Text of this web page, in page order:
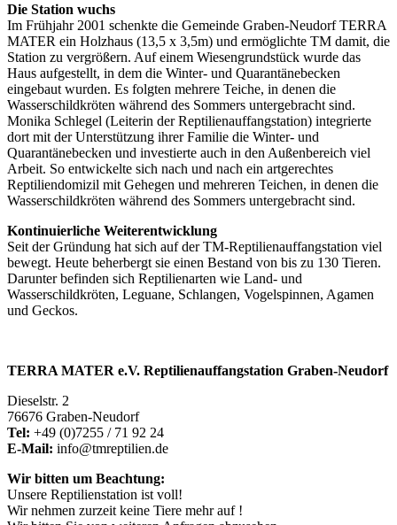
Die Station wuchs
Im Frühjahr 2001 schenkte die Gemeinde Graben-Neudorf TERRA
MATER ein Holzhaus (13,5 x 3,5m) und ermöglichte TM damit, die
Station zu vergrößern. Auf einem Wiesengrundstück wurde das
Haus aufgestellt, in dem die Winter- und Quarantänebecken
eingebaut wurden. Es folgten mehrere Teiche, in denen die
Wasserschildkröten während des Sommers untergebracht sind.
Monika Schlegel (Leiterin der Reptilienauffangstation) integrierte
dort mit der Unterstützung ihrer Familie die Winter- und
Quarantänebecken und investierte auch in den Außenbereich viel
Arbeit. So entwickelte sich nach und nach ein artgerechtes
Reptiliendomizil mit Gehegen und mehreren Teichen, in denen die
Wasserschildkröten während des Sommers untergebracht sind.
Kontinuierliche Weiterentwicklung
Seit der Gründung hat sich auf der TM-Reptilienauffangstation viel
bewegt. Heute beherbergt sie einen Bestand von bis zu 130 Tieren.
Darunter befinden sich Reptilienarten wie Land- und
Wasserschildkröten, Leguane, Schlangen, Vogelspinnen, Agamen
und Geckos.
TERRA MATER e.V. Reptilienauffangstation Graben-Neudorf
Dieselstr. 2
76676 Graben-Neudorf
Tel: +49 (0)7255 / 71 92 24
E-Mail: info@tmreptilien.de
Wir bitten um Beachtung:
Unsere Reptilienstation ist voll!
Wir nehmen zurzeit keine Tiere mehr auf !